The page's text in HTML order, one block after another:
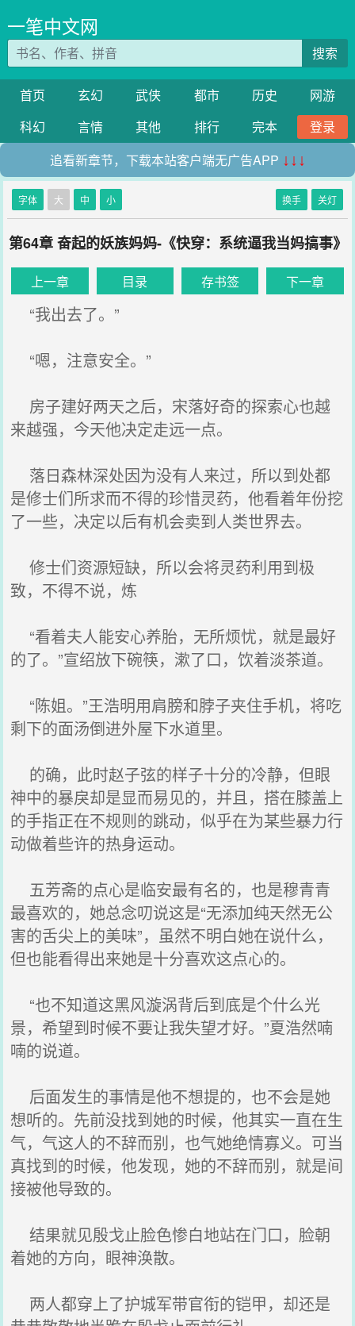
一笔中文网
搜索
首页 玄幻 武侠 都市 历史
网游
科幻
言情 其他 排行 完本
登录
追看新章节，下载本站客户端无广告APP ↓↓↓
字体 大 中 小 换手 关灯
第64章 奋起的妖族妈妈-《快穿：系统逼我当妈搞事》
上一章 目录 存书签 下一章
“我出去了。”
“嗯，注意安全。”
房子建好两天之后，宋落好奇的探索心也越
来越强，今天他决定走远一点。
落日森林深处因为没有人来过，所以到处都
是修士们所求而不得的珍惜灵药，他看着年份挖
了一些，决定以后有机会卖到人类世界去。
修士们资源短缺，所以会将灵药利用到极
致，不得不说，炼
“看着夫人能安心养胎，无所烦忧，就是最好
的了。”宣绍放下碗筷，漱了口，饮着淡茶道。
“陈姐。”王浩明用肩膀和脖子夹住手机，将吃
剩下的面汤倒进外屋下水道里。
的确，此时赵子弦的样子十分的冷静，但眼
神中的暴戾却是显而易见的，并且，搭在膝盖上
的手指正在不规则的跳动，似乎在为某些暴力行
动做着些许的热身运动。
五芳斋的点心是临安最有名的，也是穆青青
最喜欢的，她总念叨说这是“无添加纯天然无公
害的舌尖上的美味”，虽然不明白她在说什么，
但也能看得出来她是十分喜欢这点心的。
“也不知道这黑风漩涡背后到底是个什么光
景，希望到时候不要让我失望才好。”夏浩然喃
喃的说道。
后面发生的事情是他不想提的，也不会是她
想听的。先前没找到她的时候，他其实一直在生
气，气这人的不辞而别，也气她绝情寡义。可当
真找到的时候，他发现，她的不辞而别，就是间
接被他导致的。
结果就见殷戈止脸色惨白地站在门口，脸朝
着她的方向，眼神涣散。
两人都穿上了护城军带官衔的铠甲，却还是